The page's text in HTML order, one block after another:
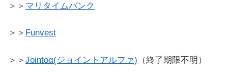
＞＞ マリタイムバンク
＞＞ Funvest
＞＞ Jointoα(ジョイントアルファ) （終了期限不明）